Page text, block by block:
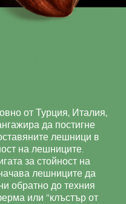
от Турция, Италия,
да постигне
лешници в
на лешниците.
за стойност на
лешниците да
обратно до техния
или "клъстър от